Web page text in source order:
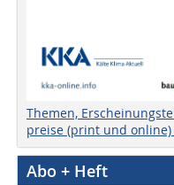
Themen,
preise (print und online)
Abo + Heft